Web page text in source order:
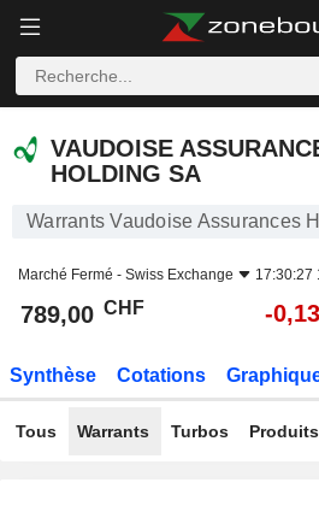
VAUDOISE
HOLDING SA
Warrants Vaudoise Assurances
Marché Fermé - Swiss Exchange 17:30:27
789,00 CHF -
Synthèse Cotations
Tous Warrants Turbos